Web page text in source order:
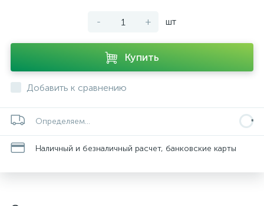
- + шт
Купить
Добавить к сравнению
Определяем...
Наличный и безналичный расчет, банковские карты